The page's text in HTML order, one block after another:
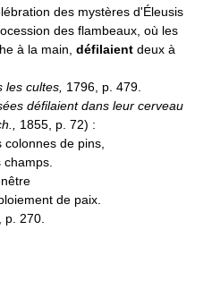
des mystères d'Éleusis
des flambeaux, où les
à la main, défilaient deux à
les cultes, 1796, p. 479.
défilaient dans leur cerveau
1855, p. 72) :
de pins,
champs.
de paix.
p. 270.